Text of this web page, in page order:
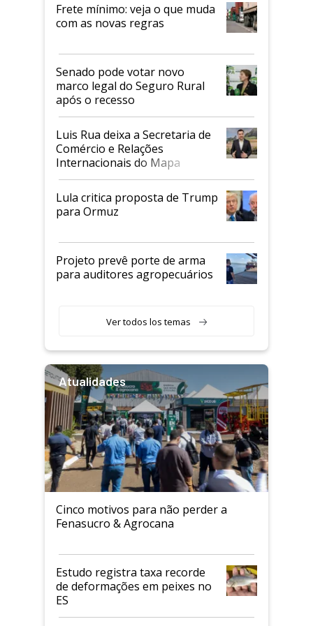
Frete mínimo: veja o que muda
com as novas regras
Senado pode votar novo
marco legal do Seguro Rural
após o recesso
Luis Rua deixa a Secretaria de
Comércio e Relações
Internacionais do Mapa
Lula critica proposta de Trump
para Ormuz
Projeto prevê porte de arma
para auditores agropecuários
Ver todos los temas
Atualidades
Cinco motivos para não perder a
Fenasucro & Agrocana
Estudo registra taxa recorde
de deformações em peixes no
ES